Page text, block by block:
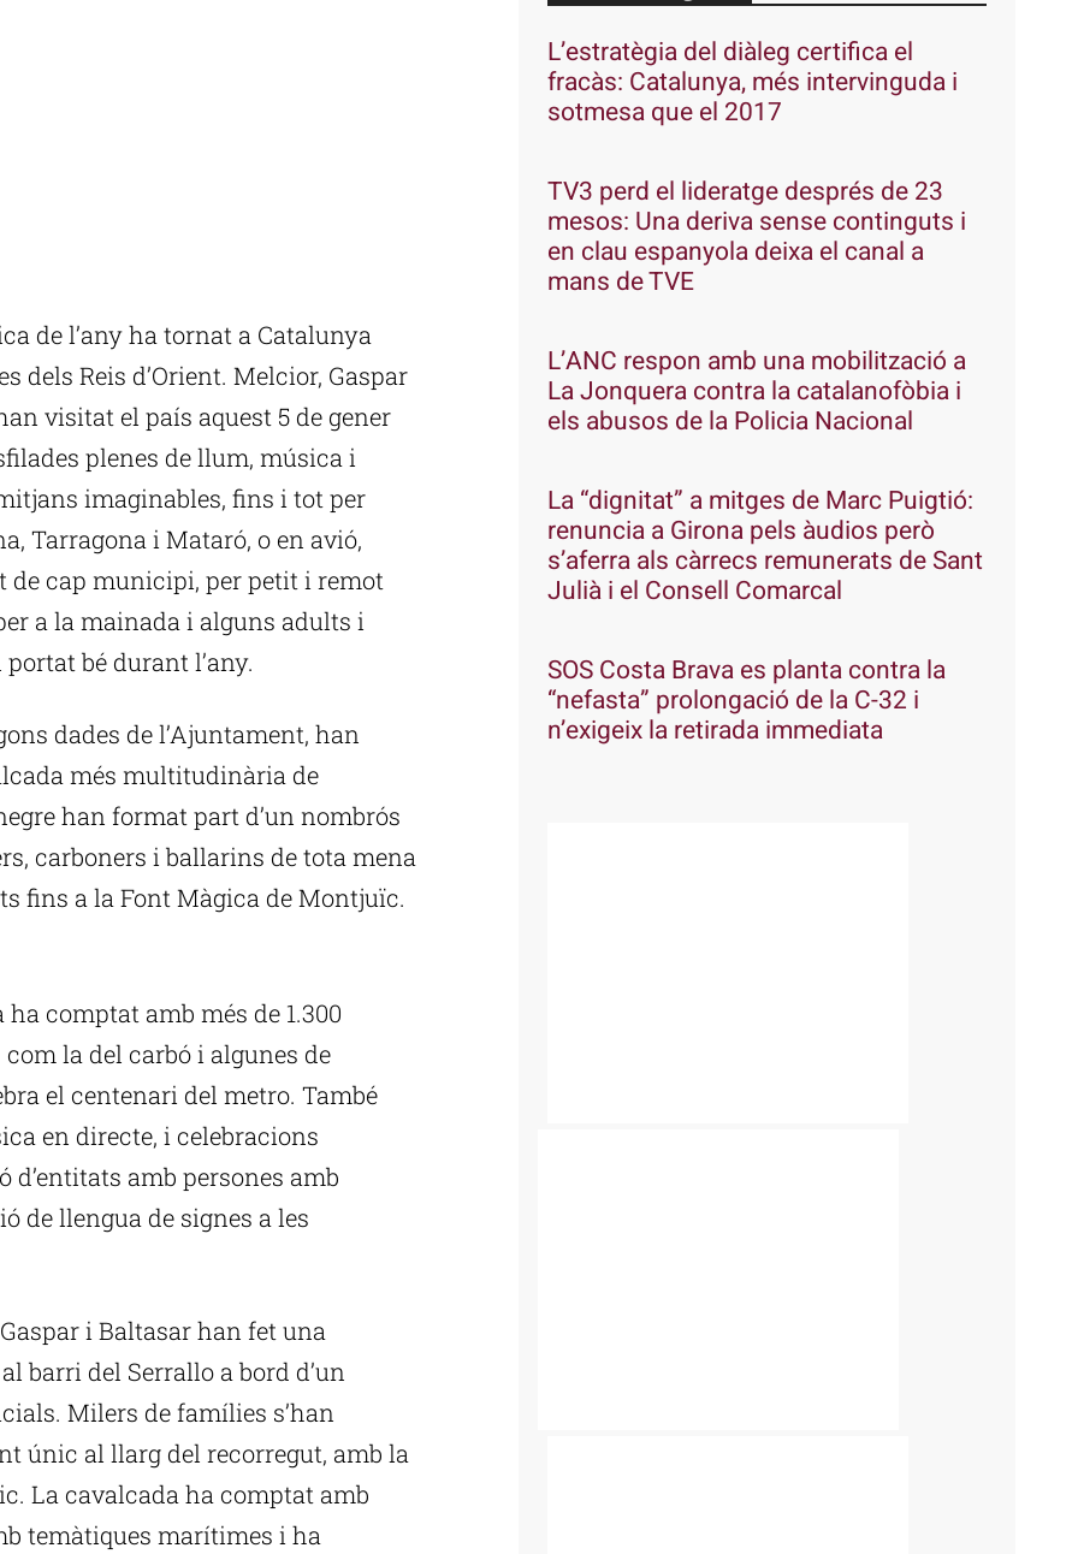
de l’any ha tornat a Catalunya
dels Reis d’Orient. Melcior, Gaspar
visitat el país aquest 5 de gener
plenes de llum, música i
imaginables, fins i tot per
Tarragona i Mataró, o en avió,
de cap municipi, per petit i remot
a la mainada i alguns adults i
bé durant l’any.
dades de l’Ajuntament, han
més multitudinària de
han format part d’un nombrós
carboners i ballarins de tota mena
fins a la Font Màgica de Montjuïc.
comptat amb més de 1.300
la del carbó i algunes de
el centenari del metro. També
en directe, i celebracions
amb persones amb
de llengua de signes a les
i Baltasar han fet una
barri del Serrallo a bord d’un
Milers de famílies s’han
únic al llarg del recorregut, amb la
La cavalcada ha comptat amb
temàtiques marítimes i ha
L’estratègia del diàleg certifica el
fracàs: Catalunya, més intervinguda i
sotmesa que el 2017
TV3 perd el lideratge després de 23
mesos: Una deriva sense continguts i
en clau espanyola deixa el canal a
mans de TVE
L’ANC respon amb una mobilització a
La Jonquera contra la catalanofòbia i
els abusos de la Policia Nacional
La “dignitat” a mitges de Marc Puigtió:
renuncia a Girona pels àudios però
s’aferra als càrrecs remunerats de Sant
Julià i el Consell Comarcal
SOS Costa Brava es planta contra la
“nefasta” prolongació de la C-32 i
n’exigeix la retirada immediata